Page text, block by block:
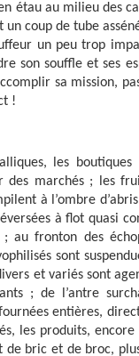
étau au milieu des
coup de tube
un peu trop
son souffle et ses
sa mission,
!
les
marchés ; les
à l’ombre
à flot quasi
au fronton des
sont
et variés sont
; de l’antre
entières,
les produits,
bric et de broc,